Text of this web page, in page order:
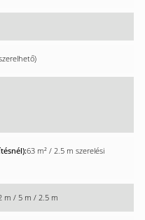
63 m² / 2.5 m szerelési
m / 5 m / 2.5 m